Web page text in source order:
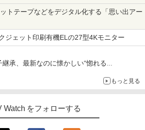
トテープなどをデジタル化する「思い出アー
ジェット印刷有機ELの27型4Kモニター
承、最新なのに懐かしい“惚れる
もっと見る
Watch をフォローする